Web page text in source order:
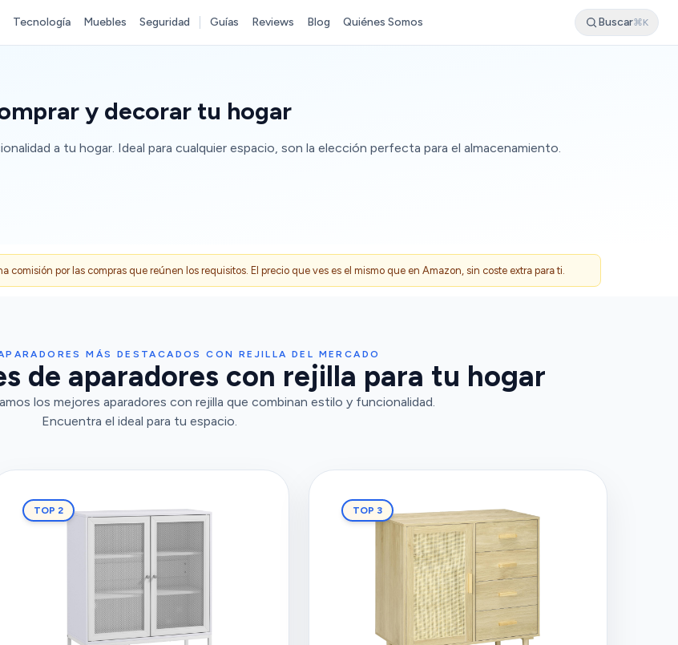
Tecnología Muebles Seguridad Guías Reviews Blog Quiénes Somos Buscar⌘K
y decorar tu hogar
a tu hogar. Ideal para cualquier espacio, son la elección perfecta para el almacenamiento.
comisión por las compras que reúnen los requisitos. El precio que ves es el mismo que en Amazon, sin coste extra para ti.
MÁS DESTACADOS CON REJILLA DEL MERCADO
de aparadores con rejilla para tu hogar
los mejores aparadores con rejilla que combinan estilo y funcionalidad.
Encuentra el ideal para tu espacio.
TOP 2 TOP 3